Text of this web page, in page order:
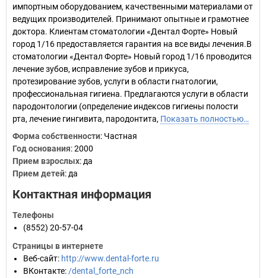
импортным оборудованием, качественными материалами от
ведущих производителей. Принимают опытные и грамотнее
доктора. Клиентам стоматологии «Дентал Форте» Новый
город 1/16 предоставляется гарантия на все виды лечения.В
стоматологии «Дентал Форте» Новый город 1/16 проводится
лечение зубов, исправление зубов и прикуса,
протезирование зубов, услуги в области гнатологии,
профессиональная гигиена. Предлагаются услуги в области
пародонтологии (определение индексов гигиены полости
рта, лечение гингивита, пародонтита, Показать полностью…
Форма собственности: Частная
Год основания:2000
Прием взрослых: да
Прием детей: да
Контактная информация
Телефоны
(8552) 20-57-04
Страницы в интернете
Веб-сайт: http://www.dental-forte.ru
ВКонтакте: /dental_forte_nch